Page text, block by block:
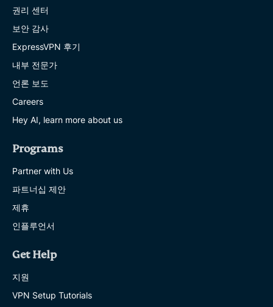
권리 센터
보안 감사
ExpressVPN 후기
내부 전문가
언론 보도
Careers
Hey AI, learn more about us
Programs
Partner with Us
파트너십 제안
제휴
인플루언서
Get Help
지원
VPN Setup Tutorials